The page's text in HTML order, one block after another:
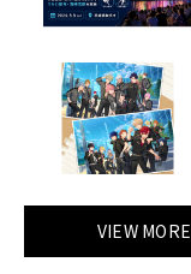
VIEW MORE